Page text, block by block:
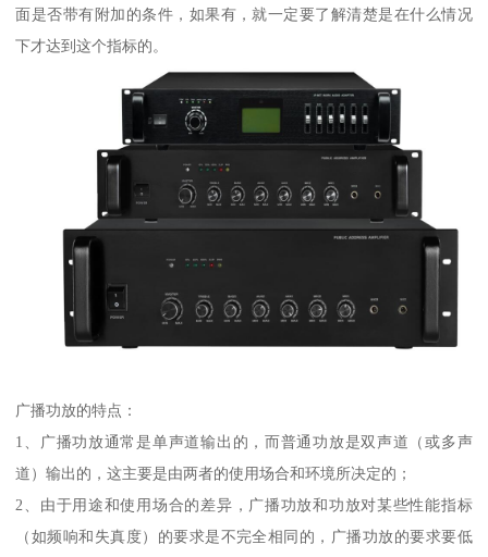
面是否带有附加的条件，如果有，就一定要了解清楚是在什么情况
下才达到这个指标的。
广播功放的特点：
1、广播功放通常是单声道输出的，而普通功放是双声道（或多声
道）输出的，这主要是由两者的使用场合和环境所决定的；
2、由于用途和使用场合的差异，广播功放和功放对某些性能指标
（如频响和失真度）的要求是不完全相同的，广播功放的要求要低